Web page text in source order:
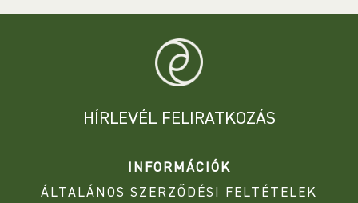
HÍRLEVÉL FELIRATKOZÁS
INFORMÁCIÓK
ÁLTALÁNOS SZERZŐDÉSI FELTÉTELEK